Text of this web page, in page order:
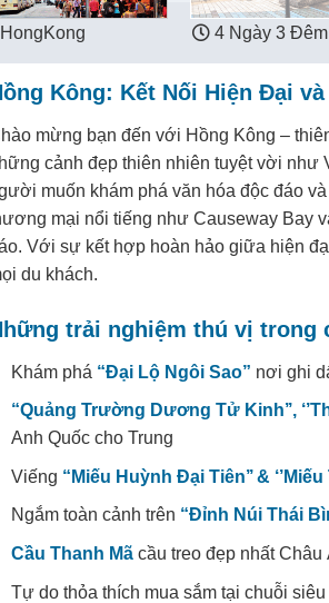
HongKong 4 Ngày 3 Đêm
Kông: Kết Nối Hiện Đại
mừng bạn đến với Hồng Kông –
cảnh đẹp thiên nhiên tuyệt vời
muốn khám phá văn hóa độc đáo
mại nổi tiếng như Causeway Bay
Với sự kết hợp hoàn hảo giữa hiện
du khách.
trải nghiệm thú vị trong
Khám phá “Đại Lộ Ngôi Sao” nơi ghi
“Quảng Trường Dương Tử Kinh’’,
Anh Quốc cho Trung
Viếng “Miếu Huỳnh Đại Tiên’’ & ‘’Miếu
Ngắm toàn cảnh trên “Đỉnh Núi Thái
Cầu Thanh Mãcầu treo đẹp nhất
Tự do thỏa thích mua sắm tại chuỗi